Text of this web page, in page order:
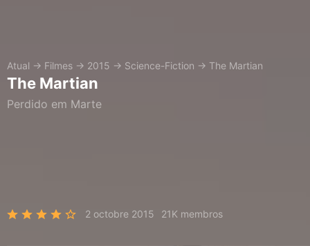
Atual → Filmes → 2015 → Science-Fiction → The Martian
The Martian
Perdido em Marte
2 octobre 2015 21K membros